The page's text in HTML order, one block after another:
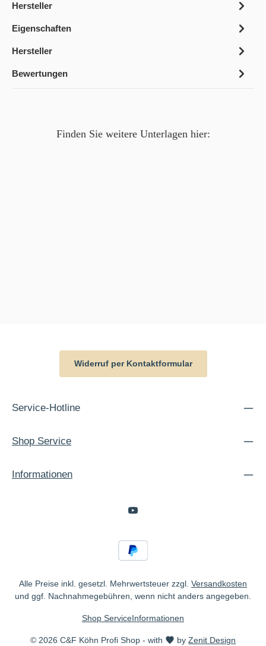
Hersteller
Eigenschaften
Hersteller
Bewertungen
Finden Sie weitere Unterlagen hier:
Widerruf per Kontaktformular
Service-Hotline
Shop Service
Informationen
Alle Preise inkl. gesetzl. Mehrwertsteuer zzgl. Versandkosten
und ggf. Nachnahmegebühren, wenn nicht anders angegeben.
© 2026 C&F Köhn Profi Shop - with byZenit Design
Shop ServiceInformationen